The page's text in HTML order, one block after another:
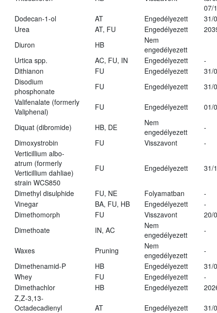
07/
Dodecan-1-ol
AT Engedélyezett
31/
Urea
AT, FU Engedélyezett
Diuron
HB
Nem
engedélyezett
Urtica spp.
AC, FU, IN Engedélyezett
-
Dithianon
FU Engedélyezett
31/
Disodium
phosphonate
FU Engedélyezett
31/
Valifenalate (formerly
Valiphenal)
FU Engedélyezett 01/
Diquat (dibromide) HB, DE
Nem
engedélyezett
-
Dimoxystrobin
FU Visszavont
-
Verticillium albo-
atrum (formerly
Verticillium dahliae)
strain WCS850
FU Engedélyezett 31/
Dimethyl disulphide FU, NE Folyamatban
-
Vinegar
BA, FU, HB Engedélyezett
-
Dimethomorph
FU Visszavont
20/
Dimethoate
IN, AC
Nem
engedélyezett
-
Waxes Pruning
Nem
engedélyezett
-
Dimethenamid-P
HB Engedélyezett
31/
Whey
FU Engedélyezett
-
Dimethachlor
HB Engedélyezett
Z,Z-3,13-
Octadecadienyl
AT Engedélyezett 31/